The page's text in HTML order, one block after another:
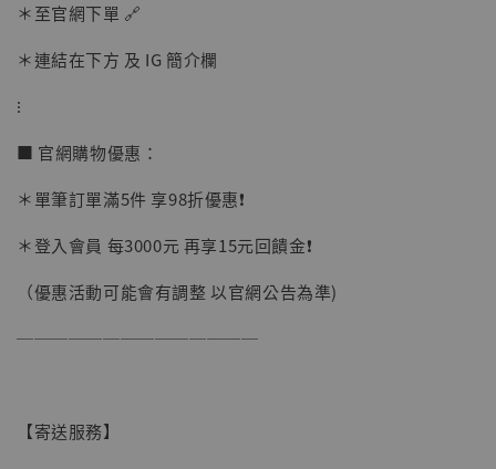
NT$ 4,980
＊至官網下單 🔗
＊連結在下方 及 IG 簡介欄
⁝
■ 官網購物優惠：
＊單筆訂單滿5件 享98折優惠❗️
＊登入會員 每3000元 再享15元回饋金❗️
（優惠活動可能會有調整 以官網公告為準)
──────────────
【寄送服務】